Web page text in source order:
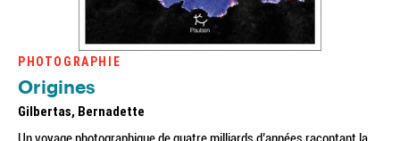
PHOTOGRAPHIE
Origines
Gilbertas, Bernadette